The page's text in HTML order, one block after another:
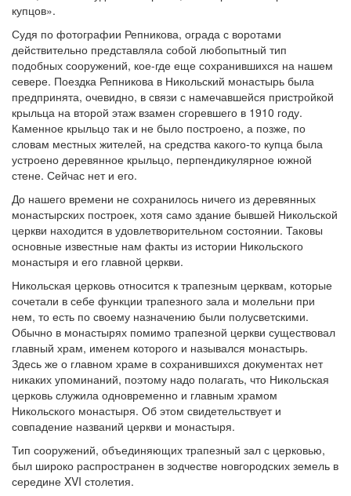
купцов».
Судя по фотографии Репникова, ограда с воротами
действительно представляла собой любопытный тип
подобных сооружений, кое-где еще сохранившихся на нашем
севере. Поездка Репникова в Никольский монастырь была
предпринята, очевидно, в связи с намечавшейся пристройкой
крыльца на второй этаж взамен сгоревшего в 1910 году.
Каменное крыльцо так и не было построено, а позже, по
словам местных жителей, на средства какого-то купца была
устроено деревянное крыльцо, перпендикулярное южной
стене. Сейчас нет и его.
До нашего времени не сохранилось ничего из деревянных
монастырских построек, хотя само здание бывшей Никольской
церкви находится в удовлетворительном состоянии. Таковы
основные известные нам факты из истории Никольского
монастыря и его главной церкви.
Никольская церковь относится к трапезным церквам, которые
сочетали в себе функции трапезного зала и молельни при
нем, то есть по своему назначению были полусветскими.
Обычно в монастырях помимо трапезной церкви существовал
главный храм, именем которого и назывался монастырь.
Здесь же о главном храме в сохранившихся документах нет
никаких упоминаний, поэтому надо полагать, что Никольская
церковь служила одновременно и главным храмом
Никольского монастыря. Об этом свидетельствует и
совпадение названий церкви и монастыря.
Тип сооружений, объединяющих трапезный зал с церковью,
был широко распространен в зодчестве новгородских земель в
середине XVI столетия.